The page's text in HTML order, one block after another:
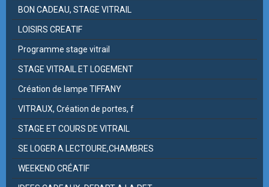
BON CADEAU, STAGE VITRAIL
LOISIRS CREATIF
Programme stage vitrail
STAGE VITRAIL ET LOGEMENT
Création de lampe TIFFANY
VITRAUX, Création de portes, f
STAGE ET COURS DE VITRAIL
SE LOGER A LECTOURE,CHAMBRES
WEEKEND CRÉATIF